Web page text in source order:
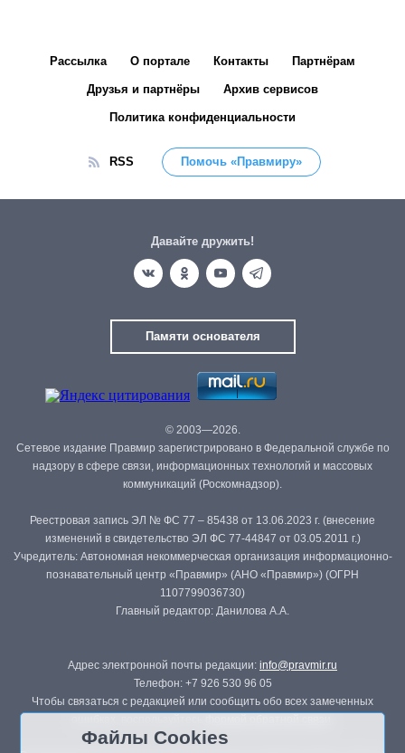
Рассылка О портале Контакты Партнёрам
Друзья и партнёры Архив сервисов
Политика конфиденциальности
RSS Помочь «Правмиру»
Давайте дружить!
Памяти основателя
© 2003—2026.
Сетевое издание Правмир зарегистрировано в Федеральной службе по
надзору в сфере связи, информационных технологий и массовых
коммуникаций (Роскомнадзор).
Реестровая запись ЭЛ № ФС 77 – 85438 от 13.06.2023 г. (внесение
изменений в свидетельство ЭЛ ФС 77-44847 от 03.05.2011 г.)
Учредитель: Автономная некоммерческая организация информационно-
познавательный центр «Правмир» (АНО «Правмир») (ОГРН
1107799036730)
Главный редактор: Данилова А.А.
Адрес электронной почты редакции: info@pravmir.ru
Телефон: +7 926 530 96 05
Чтобы связаться с редакцией или сообщить обо всех замеченных
Файлы Cookies